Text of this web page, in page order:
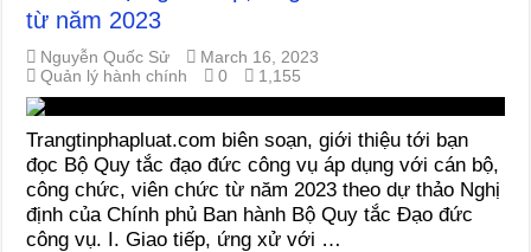
từ năm 2023
Nguyễn Quốc Sử
March 16, 2023
Quản lý hành chính
0 1,155
Trangtinphapluat.com biên soạn, giới thiệu tới bạn
đọc Bộ Quy tắc đạo đức công vụ áp dụng với cán bộ,
công chức, viên chức từ năm 2023 theo dự thảo Nghị
định của Chính phủ Ban hành Bộ Quy tắc Đạo đức
công vụ. I. Giao tiếp, ứng xử với …